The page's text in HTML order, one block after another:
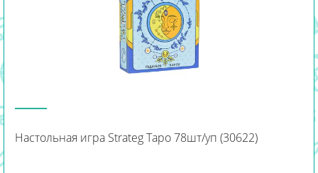
Настольная игра Strateg Таро 78шт/уп (30622)